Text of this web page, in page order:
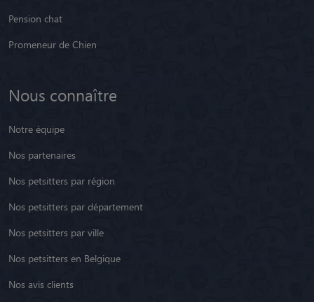
Pension chat
Promeneur de Chien
Nous connaître
Notre équipe
Nos partenaires
Nos petsitters par région
Nos petsitters par département
Nos petsitters par ville
Nos petsitters en Belgique
Nos avis clients